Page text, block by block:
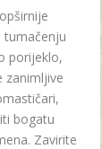
tumačenju
porijeklo,
zanimljive
bogatu
Zavirite